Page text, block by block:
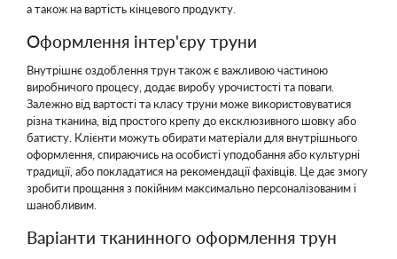
а також на вартість кінцевого продукту.
Оформлення інтер'єру труни
Внутрішнє оздоблення трун також є важливою частиною
виробничого процесу, додає виробу урочистості та поваги.
Залежно від вартості та класу труни може використовуватися
різна тканина, від простого крепу до ексклюзивного шовку або
батисту. Клієнти можуть обирати матеріали для внутрішнього
оформлення, спираючись на особисті уподобання або культурні
традиції, або покладатися на рекомендації фахівців. Це дає змогу
зробити прощання з покійним максимально персоналізованим і
шанобливим.
Варіанти тканинного оформлення трун